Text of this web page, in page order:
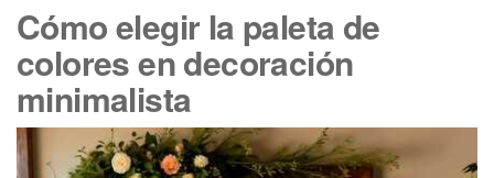
Cómo elegir la paleta de
colores en decoración
minimalista